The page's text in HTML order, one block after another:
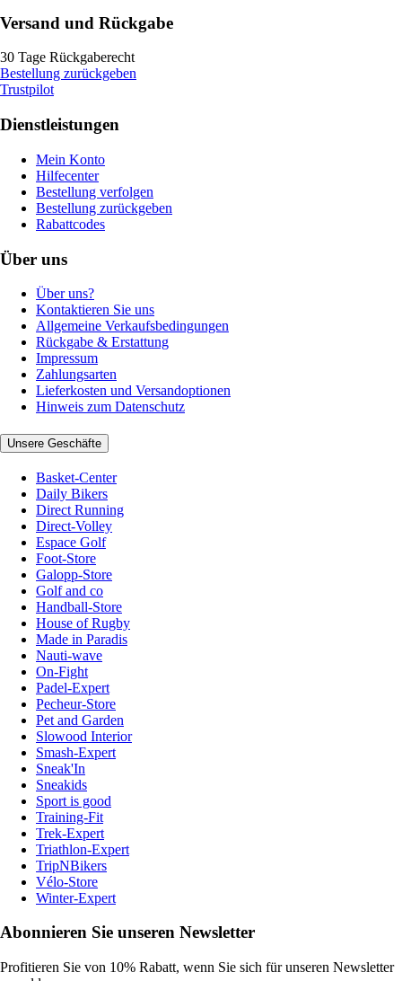
Versand und Rückgabe
30 Tage Rückgaberecht
Bestellung zurückgeben
Trustpilot
Dienstleistungen
Mein Konto
Hilfecenter
Bestellung verfolgen
Bestellung zurückgeben
Rabattcodes
Über uns
Über uns?
Kontaktieren Sie uns
Allgemeine Verkaufsbedingungen
Rückgabe & Erstattung
Impressum
Zahlungsarten
Lieferkosten und Versandoptionen
Hinweis zum Datenschutz
Unsere Geschäfte
Basket-Center
Daily Bikers
Direct Running
Direct-Volley
Espace Golf
Foot-Store
Galopp-Store
Golf and co
Handball-Store
House of Rugby
Made in Paradis
Nauti-wave
On-Fight
Padel-Expert
Pecheur-Store
Pet and Garden
Slowood Interior
Smash-Expert
Sneak'In
Sneakids
Sport is good
Training-Fit
Trek-Expert
Triathlon-Expert
TripNBikers
Vélo-Store
Winter-Expert
Abonnieren Sie unseren Newsletter
Profitieren Sie von 10% Rabatt, wenn Sie sich für unseren Newsletter